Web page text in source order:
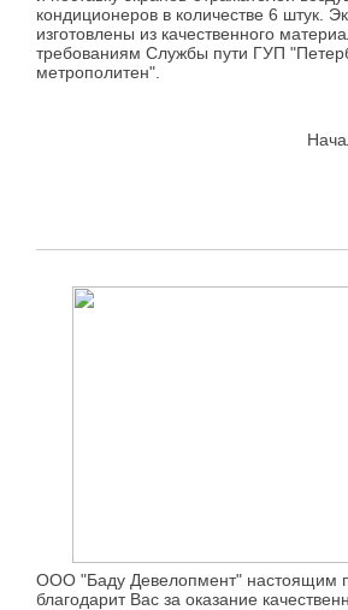
кондиционеров в количестве 6 штук.
изготовлены из качественного
требованиям Службы пути ГУП
метрополитен".
ООО "Баду Девелопмент" настоящим
благодарит Вас за оказание